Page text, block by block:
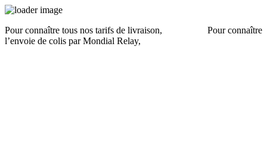
Pour connaître tous nos tarifs de livraison,
Pour connaître
l’envoie de colis par Mondial Relay,